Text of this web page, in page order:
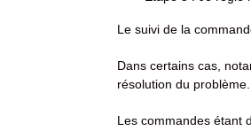
Le suivi de la
Dans certains cas,
résolution du problème.
Les commandes étant